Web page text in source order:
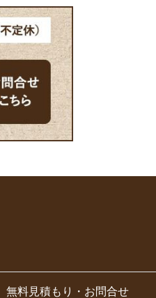
無料見積もり・お問合せ